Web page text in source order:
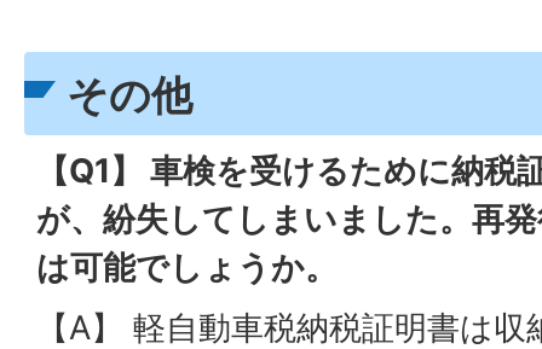
その他
【Q1】 車検を受けるために納税
が、紛失してしまいました。再
は可能でしょうか。
【A】 軽自動車税納税証明書は